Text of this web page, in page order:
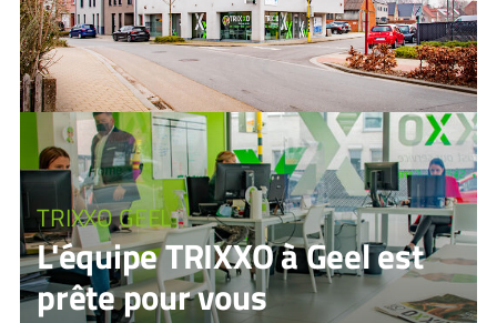
TRIXXO GEEL
L'équipe TRIXXO à Geel est
prête pour vous